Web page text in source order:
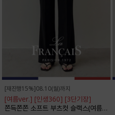
[재진행15%]08.10(월)까지
[여름ver.] [인생360] [3단기장]
쫀득쫀쫀 소프트 부츠컷 슬랙스(여름VER.)_F6H403SL